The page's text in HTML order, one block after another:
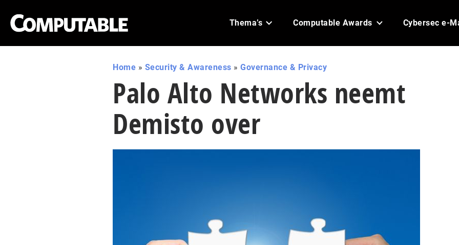
Thema’s Computable Awards Cybersec e-
Home » Security & Awareness » Governance & Privacy
Palo Alto Networks neemt
Demisto over